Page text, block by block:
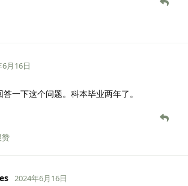
月16日
一下这个问题。科本毕业两年了。
赞
2024年6月16日